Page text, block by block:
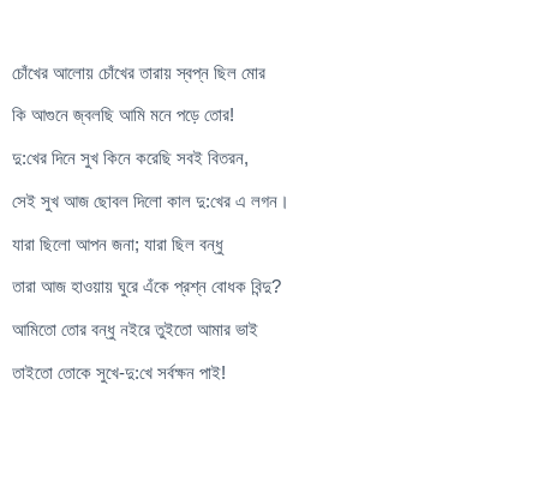
চোঁখের আলোয় চোঁখের তারায় স্বপ্ন ছিল মোর
কি আগুনে জ্বলছি আমি মনে পড়ে তোর!
দু:খের দিনে সুখ কিনে করেছি সবই বিতরন,
সেই সুখ আজ ছোবল দিলো কাল দু:খের এ লগন।
যারা ছিলো আপন জনা; যারা ছিল বন্ধু
তারা আজ হাওয়ায় ঘুরে এঁকে প্রশ্ন বোধক বিন্দু?
আমিতো তোর বন্ধু নইরে তুইতো আমার ভাই
তাইতো তোকে সুখে-দু:খে সর্বক্ষন পাই!